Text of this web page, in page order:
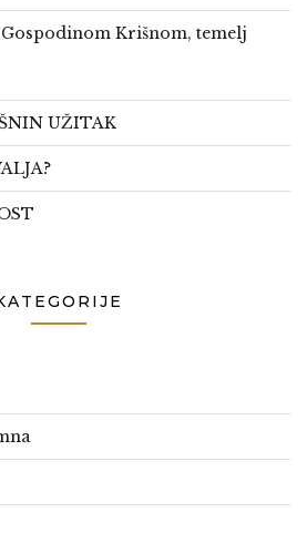
Gospodinom Krišnom, temelj
UŽITAK